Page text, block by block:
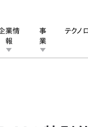
業情
報
事
業
テクノ
特別仕様車を発売